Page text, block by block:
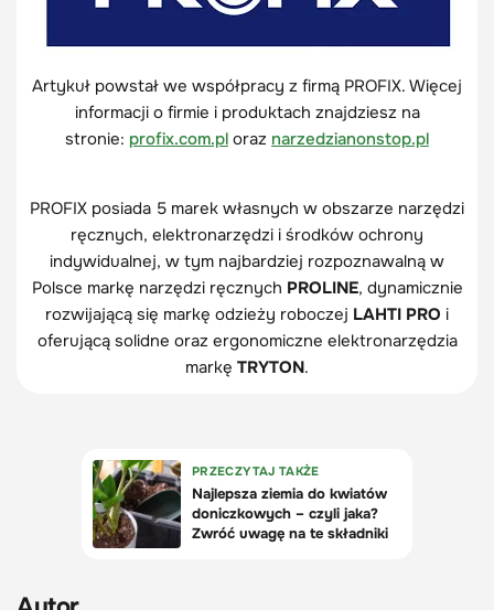
Artykuł powstał we współpracy z firmą PROFIX. Więcej
informacji o firmie i produktach znajdziesz na
stronie: profix.com.pl oraz narzedzianonstop.pl
PROFIX posiada 5 marek własnych w obszarze narzędzi
ręcznych, elektronarzędzi i środków ochrony
indywidualnej, w tym najbardziej rozpoznawalną w
Polsce markę narzędzi ręcznych PROLINE, dynamicznie
rozwijającą się markę odzieży roboczej LAHTI PRO i
oferującą solidne oraz ergonomiczne elektronarzędzia
markę TRYTON.